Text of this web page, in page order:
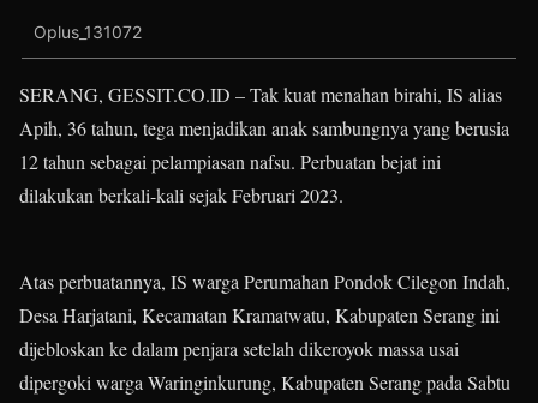
Oplus_131072
SERANG, GESSIT.CO.ID – Tak kuat menahan birahi, IS alias
Apih, 36 tahun, tega menjadikan anak sambungnya yang berusia
12 tahun sebagai pelampiasan nafsu. Perbuatan bejat ini
dilakukan berkali-kali sejak Februari 2023.
Atas perbuatannya, IS warga Perumahan Pondok Cilegon Indah,
Desa Harjatani, Kecamatan Kramatwatu, Kabupaten Serang ini
dijebloskan ke dalam penjara setelah dikeroyok massa usai
dipergoki warga Waringinkurung, Kabupaten Serang pada Sabtu